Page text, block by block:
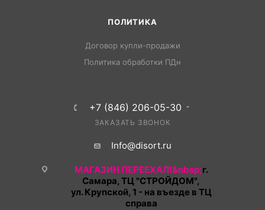
ПОЛИТИКА
Договор купли-продажи
Политика обработки ПДн
+7 (846) 206-05-30
ЗАКАЗАТЬ ЗВОНОК
Info@disort.ru
МАГАЗИН ПЕРЕЕХАЛ!&nbsp;г.
Самара, ТЦ "СТРОЙДОМ",
ул. Крупской, 1 - на въезде в ТЦ
справа